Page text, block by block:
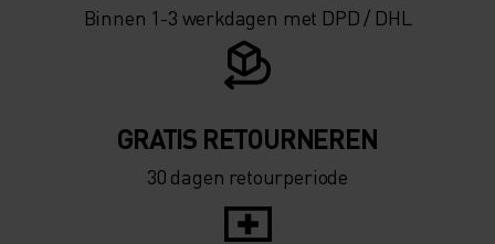
Binnen 1-3 werkdagen met DPD / DHL
GRATIS RETOURNEREN
30 dagen retourperiode